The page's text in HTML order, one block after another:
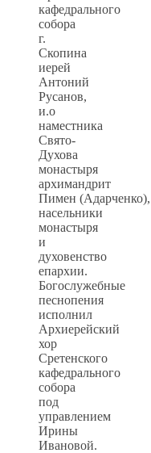
кафедрального
собора
г.
Скопина
иерей
Антоний
Русанов,
и.о
наместника
Свято-
Духова
монастыря
архимандрит
Пимен (Адарченко),
насельники
монастыря
и
духовенство
епархии.
Богослужебные
песнопения
исполнил
Архиерейский
хор
Сретенского
кафедрального
собора
под
управлением
Ирины
Ивановой.